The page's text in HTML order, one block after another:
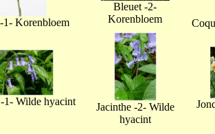
1- Korenbloem
Bleuet -2-
Korenbloem
1- Wilde hyacint
Jacinthe -2- Wilde
hyacint